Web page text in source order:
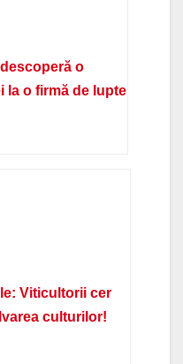
o
la o firmă de lupte
Viticultorii cer
culturilor!